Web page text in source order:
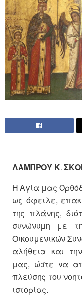
ΛΑΜΠΡΟΥ Κ.
Η Αγία μας
ως όφειλε,
της πλάνης,
συνώνυμη με
Οικουμενικών
αλήθεια και
μας, ώστε να
πλεύσης του
ιστορίας.